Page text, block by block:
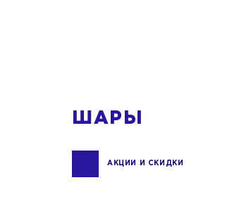
ШАРЫ
АКЦИИ И СКИДКИ